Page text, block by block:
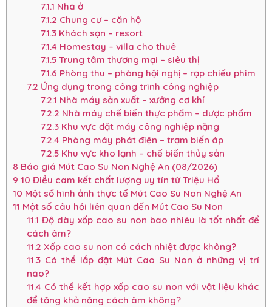
7.1.1 Nhà ở
7.1.2 Chung cư – căn hộ
7.1.3Khách sạn – resort
7.1.4 Homestay – villa cho thuê
7.1.5Trung tâm thương mại – siêu thị
7.1.6 Phòng thu – phòng hội nghị – rạp chiếu phim
7.2 Ứng dụng trong công trình công nghiệp
7.2.1 Nhà máy sản xuất – xưởng cơ khí
7.2.2 Nhà máy chế biến thực phẩm – dược phẩm
7.2.3Khu vực đặt máy công nghiệp nặng
7.2.4 Phòng máy phát điện – trạm biến áp
7.2.5Khu vực kho lạnh – chế biến thủy sản
8 Báo giá Mút Cao Su Non Nghệ An (08/2026)
9 10 Điều cam kết chất lượng uy tín từ Triệu Hổ
10 Một số hình ảnh thực tế Mút Cao Su Non Nghệ An
11 Một số câu hỏi liên quan đến Mút Cao Su Non
11.1 Độ dày xốp cao su non bao nhiêu là tốt nhất để
cách âm?
11.2 Xốp cao su non có cách nhiệt được không?
11.3Có thể lắp đặt Mút Cao Su Non ở những vị trí
nào?
11.4 Có thể kết hợp xốp cao su non với vật liệu khác
để tăng khả năng cách âm không?